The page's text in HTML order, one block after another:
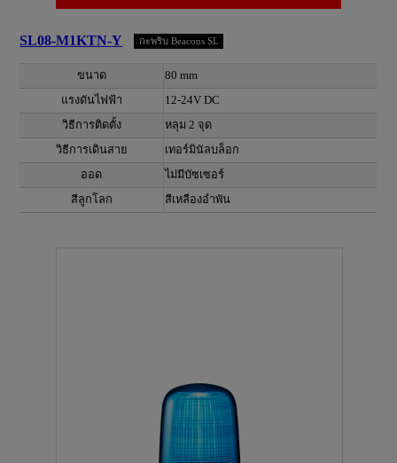
SL08-M1KTN-Y กะพริบ Beacons SL
ขนาด
80 mm
แรงดันไฟฟ้า
12-24V DC
วิธีการติดตั้ง
หลุม 2 จุด
วิธีการเดินสาย
เทอร์มินัลบล็อก
ออด
ไม่มีบัซเซอร์
สีลูกโลก
สีเหลืองอำพัน